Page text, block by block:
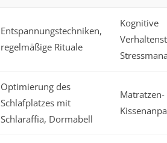
Entspannungstechniken,
regelmäßige Rituale
Kognitive
Optimierung des
Schlafplatzes mit
Schlaraffia, Dormabell